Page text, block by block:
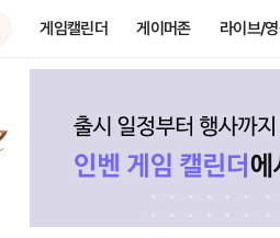
게임캘린더 게이머존 라이브/